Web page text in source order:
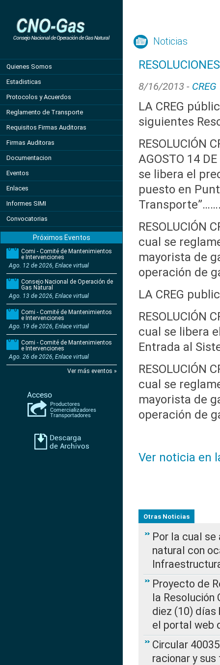
Quienes Somos
Estadisticas
Protocolos y Acuerdos
Reglamento de Transporte
Requisitos Firmas Auditoras
Firmas Auditoras
Documentacion
Eventos
Enlaces
Informes SIMI
Convocatorias
Próximos Eventos
Comi - Comité de Mantenimientos
e Intervenciones
Ago. 12 de 2026, Enlace virtual
Consejo Nacional de Operación de
Gas Natural
Ago. 13 de 2026, Enlace virtual
Comi - Comité de Mantenimientos
e Intervenciones
Ago. 19 de 2026, Enlace virtual
Comi - Comité de Mantenimientos
e Intervenciones
Ago. 26 de 2026, Enlace virtual
Ver más eventos »
Noticias
8/16/2013 - CREG
LA CREG
siguientes
RESOLUCIÓN
AGOSTO 14
se libera el
puesto en
RESOLUCIÓN
cual se
mayorista de
operación de
LA CREG
RESOLUCIÓN
cual se libera
Entrada al
RESOLUCIÓN
cual se
mayorista de
operación de
Ver noticia en
Otras Noticias
Por la cual
natural con
Proyecto de
la Resolución
diez (10) días
el portal web
Circular
racionar y